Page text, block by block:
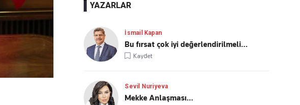
YAZARLAR
İsmail Kapan
Bu fırsat çok iyi değerlendirilmeli…
Kaydet
Sevil Nuriyeva
Mekke Anlaşması…